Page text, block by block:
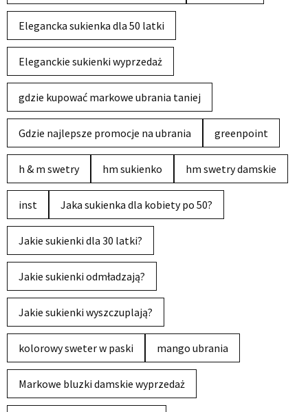
Elegancka sukienka dla 50 latki
Eleganckie sukienki wyprzedaż
gdzie kupować markowe ubrania taniej
Gdzie najlepsze promocje na ubrania greenpoint
h & m swetry hm sukienko hm swetry damskie
inst Jaka sukienka dla kobiety po 50?
Jakie sukienki dla 30 latki?
Jakie sukienki odmładzają?
Jakie sukienki wyszczuplają?
kolorowy sweter w paski mango ubrania
Markowe bluzki damskie wyprzedaż